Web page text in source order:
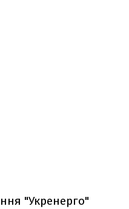
"Укренерго"